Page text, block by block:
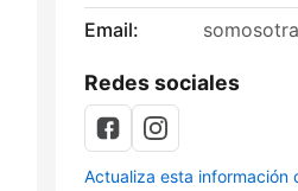
Email:
Redes sociales
Actualiza esta información